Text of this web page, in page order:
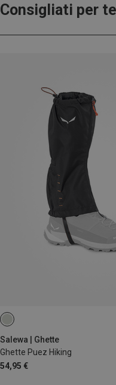
Consigliati per te
Salewa | Ghette
Ghette Puez Hiking
54,95 €
L